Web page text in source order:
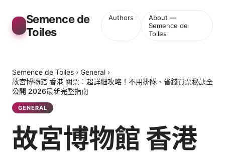
Semence de
Toiles
Authors
About —
Semence de
Toiles
Semence de Toiles › General ›
故宮博物館 香港 關票：超詳細攻略！不用排隊、省錢買票秘訣全
公開 2026最新完整指南
GENERAL
故宮博物館 香港